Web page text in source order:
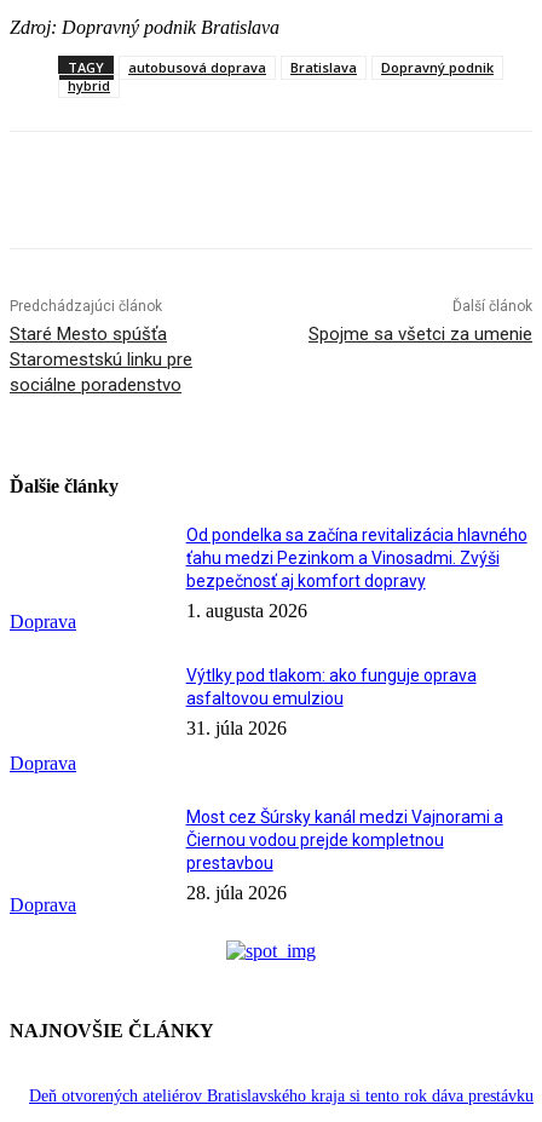
Zdroj: Dopravný podnik Bratislava
TAGY autobusová doprava Bratislava
Dopravný podnik
hybrid
Predchádzajúci článok
Staré Mesto spúšťa
Staromestskú linku pre
sociálne poradenstvo
Ďalší článok
Spojme sa všetci za umenie
Ďalšie články
Doprava
Od pondelka sa začína revitalizácia hlavného
ťahu medzi Pezinkom a Vinosadmi. Zvýši
bezpečnosť aj komfort dopravy
1. augusta 2026
Doprava
Výtlky pod tlakom: ako funguje oprava
asfaltovou emulziou
31. júla 2026
Doprava
Most cez Šúrsky kanál medzi Vajnorami a
Čiernou vodou prejde kompletnou
prestavbou
28. júla 2026
NAJNOVŠIE ČLÁNKY
Deň otvorených ateliérov Bratislavského kraja si tento rok dáva prestávku